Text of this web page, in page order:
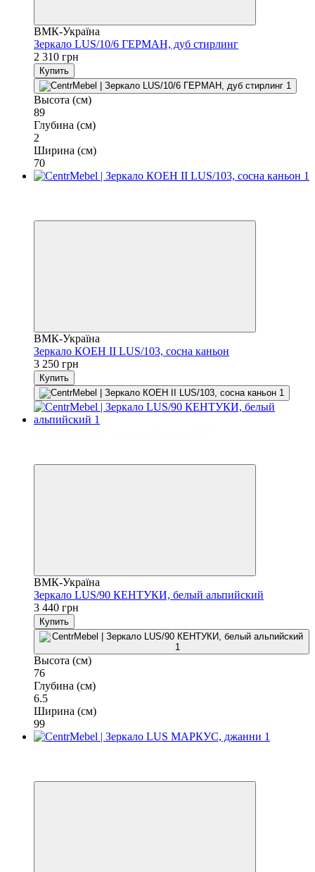
ВМК-Україна
Зеркало LUS/10/6 ГЕРМАН, дуб стирлинг
2 310 грн
Купить
Высота (см)
89
Глубина (см)
2
Ширина (см)
70
ВМК-Україна
Зеркало КОЕН II LUS/103, сосна каньон
3 250 грн
Купить
ВМК-Україна
Зеркало LUS/90 КЕНТУКИ, белый альпийский
3 440 грн
Купить
Высота (см)
76
Глубина (см)
6.5
Ширина (см)
99